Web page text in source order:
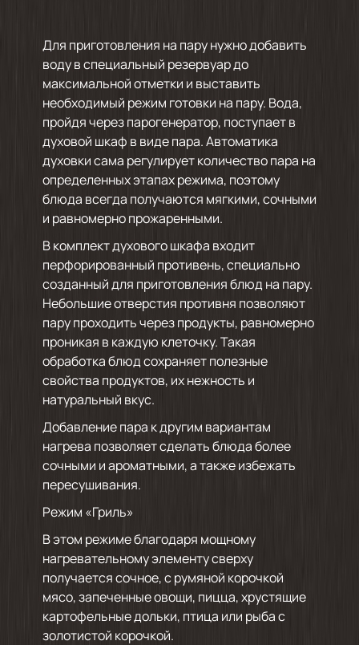
Для приготовления на пару нужно добавить
воду в специальный резервуар до
максимальной отметки и выставить
необходимый режим готовки на пару. Вода,
пройдя через парогенератор, поступает в
духовой шкаф в виде пара. Автоматика
духовки сама регулирует количество пара на
определенных этапах режима, поэтому
блюда всегда получаются мягкими, сочными
и равномерно прожаренными.
В комплект духового шкафа входит
перфорированный противень, специально
созданный для приготовления блюд на пару.
Небольшие отверстия противня позволяют
пару проходить через продукты, равномерно
проникая в каждую клеточку. Такая
обработка блюд сохраняет полезные
свойства продуктов, их нежность и
натуральный вкус.
Добавление пара к другим вариантам
нагрева позволяет сделать блюда более
сочными и ароматными, а также избежать
пересушивания.
Режим «Гриль»
В этом режиме благодаря мощному
нагревательному элементу сверху
получается сочное, с румяной корочкой
мясо, запеченные овощи, пицца, хрустящие
картофельные дольки, птица или рыба с
золотистой корочкой.